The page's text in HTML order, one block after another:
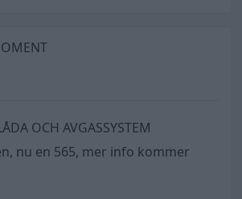
OCH AVGASSYSTEM
nu en 565, mer info kommer